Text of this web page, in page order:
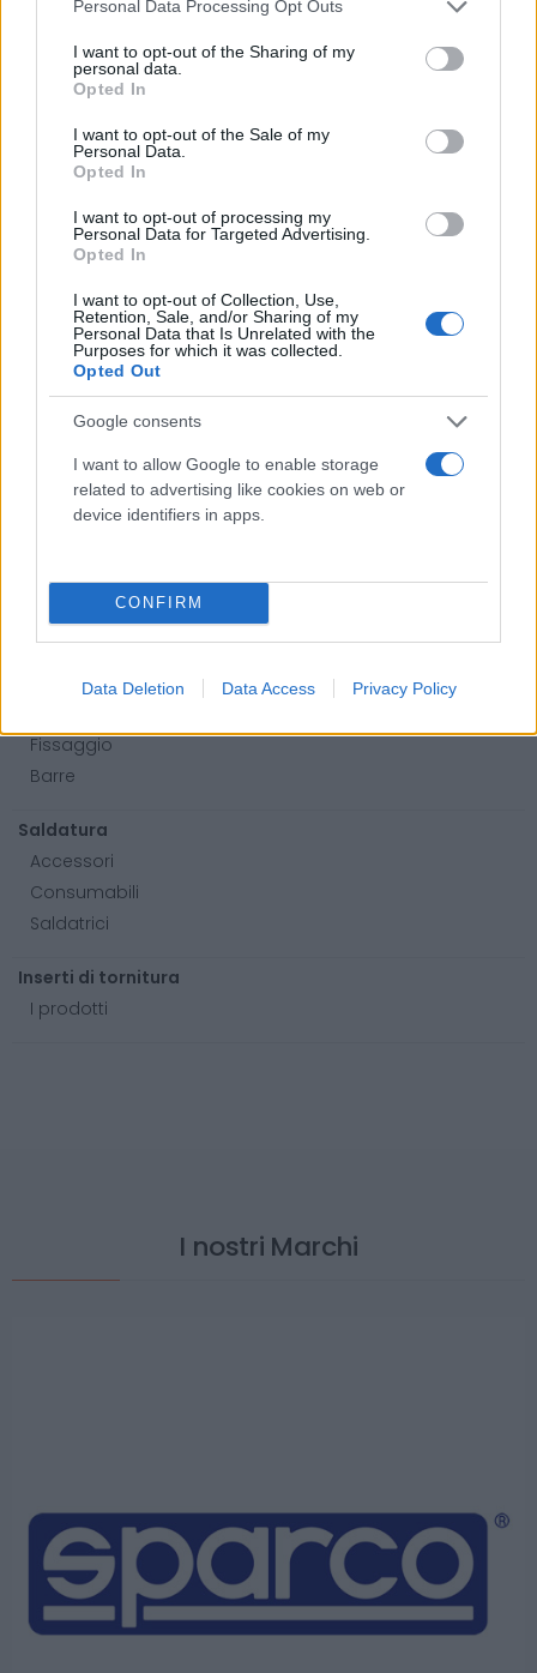
not limited to your visit or usage behaviour. You may click to
grant or deny consent to Google and its third-party tags to
use your data for below specified purposes in below Google
consent section.
Personal Data Processing Opt Outs
I want to opt-out of the Sharing of my
personal data.
Opted In
I want to opt-out of the Sale of my
Personal Data.
Opted In
I want to opt-out of processing my
Personal Data for Targeted Advertising.
Opted In
I want to opt-out of Collection, Use,
Retention, Sale, and/or Sharing of my
Personal Data that Is Unrelated with the
Purposes for which it was collected.
Opted Out
Google consents
I want to allow Google to enable storage
related to advertising like cookies on web or
device identifiers in apps.
CONFIRM
Data Deletion Data Access Privacy Policy
Antinfortunistica
Abbigliamento
Guanti
Sicurezza, Protezione
Abbigliamento alta visibilità
Prodotti chimici
Adblue
Bombolette spray
Detergente mani
Grasso
Utensili elettrici
Utensili manuali
Fissaggio
Barre
Saldatura
Accessori
Consumabili
Saldatrici
Inserti di tornitura
I prodotti
I nostri Marchi